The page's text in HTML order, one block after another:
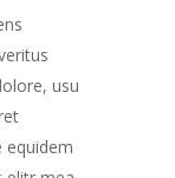
usu
equidem